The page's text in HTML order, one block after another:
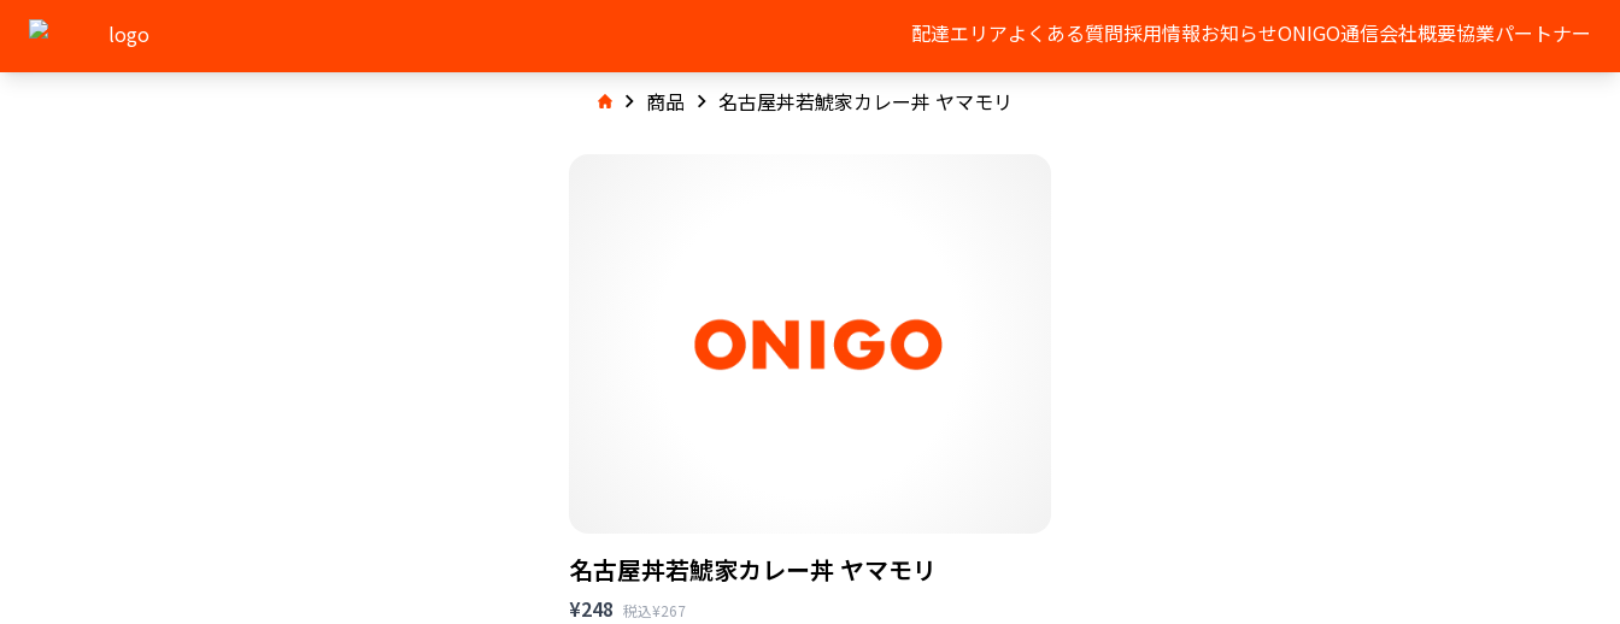
配達エリアよくある質問採用情報お知らせONIGO通信会社概要協業パートナー
商品 名古屋丼若鯱家カレー丼 ヤマモリ
名古屋丼若鯱家カレー丼 ヤマモリ
¥248 税込¥267